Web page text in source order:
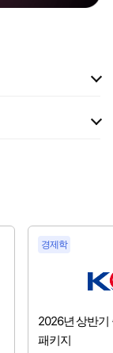
경제학
2026년 상반
패키지